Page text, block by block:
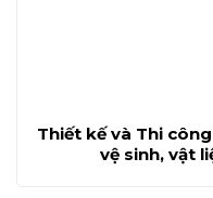
Thiết kế và Thi
vệ sinh, vật